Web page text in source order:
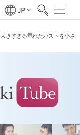
きすぎる垂れたバストを小さ